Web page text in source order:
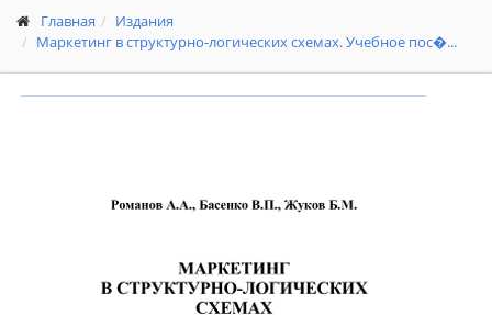
Главная
Издания
Маркетинг в структурно-логических схемах. Учебное пос�...